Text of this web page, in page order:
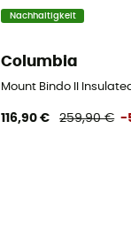
Nachhaltigkeit
Columbia
Mount Bindo II
116,90 € 259,90 € -